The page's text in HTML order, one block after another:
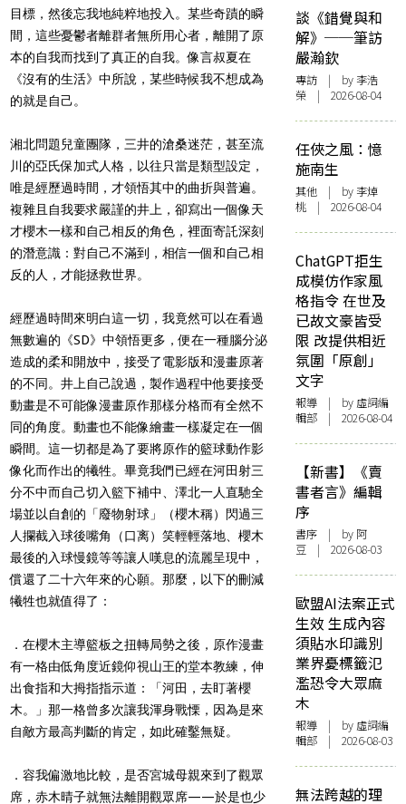
目標，然後忘我地純粹地投入。某些奇蹟的瞬
間，這些憂鬱者離群者無所用心者，離開了原
本的自我而找到了真正的自我。像言叔夏在
《沒有的生活》中所說，某些時候我不想成為
的就是自己。
湘北問題兒童團隊，三井的滄桑迷茫，甚至流
川的亞氏保加式人格，以往只當是類型設定，
唯是經歷過時間，才領悟其中的曲折與普遍。
複雜且自我要求嚴謹的井上，卻寫出一個像天
才櫻木一樣和自己相反的角色，裡面寄託深刻
的潛意識：對自己不滿到，相信一個和自己相
反的人，才能拯救世界。
經歷過時間來明白這一切，我竟然可以在看過
無數遍的《SD》中領悟更多，便在一種腦分泌
造成的柔和開放中，接受了電影版和漫畫原著
的不同。井上自己說過，製作過程中他要接受
動畫是不可能像漫畫原作那樣分格而有全然不
同的角度。動畫也不能像繪畫一樣凝定在一個
瞬間。這一切都是為了要將原作的籃球動作影
像化而作出的犧牲。畢竟我們已經在河田射三
分不中而自己切入籃下補中、澤北一人直馳全
場並以自創的「廢物射球」（櫻木稱）閃過三
人攔截入球後嘴角（口离）笑輕輕落地、櫻木
最後的入球慢鏡等等讓人嘆息的流麗呈現中，
償還了二十六年來的心願。那麼，以下的刪減
犧牲也就值得了：
．在櫻木主導籃板之扭轉局勢之後，原作漫畫
有一格由低角度近鏡仰視山王的堂本教練，伸
出食指和大拇指指示道：「河田，去盯著櫻
木。」那一格曾多次讓我渾身戰慄，因為是來
自敵方最高判斷的肯定，如此確鑿無疑。
．容我偏激地比較，是否宮城母親來到了觀眾
席，赤木晴子就無法離開觀眾席——於是也少
談《錯覺與和
解》──筆訪
嚴瀚欽
專訪 | by 李浩
榮 | 2026-08-04
任俠之風：憶
施南生
其他 | by 李焯
桃 | 2026-08-04
ChatGPT拒生
成模仿作家風
格指令 在世及
已故文豪皆受
限 改提供相近
氛圍「原創」
文字
報導 | by 虛詞編
輯部 | 2026-08-04
【新書】《賣
書者言》編輯
序
書序 | by 阿
豆 | 2026-08-03
歐盟AI法案正式
生效 生成內容
須貼水印識別
業界憂標籤氾
濫恐令大眾麻
木
報導 | by 虛詞編
輯部 | 2026-08-03
無法跨越的理